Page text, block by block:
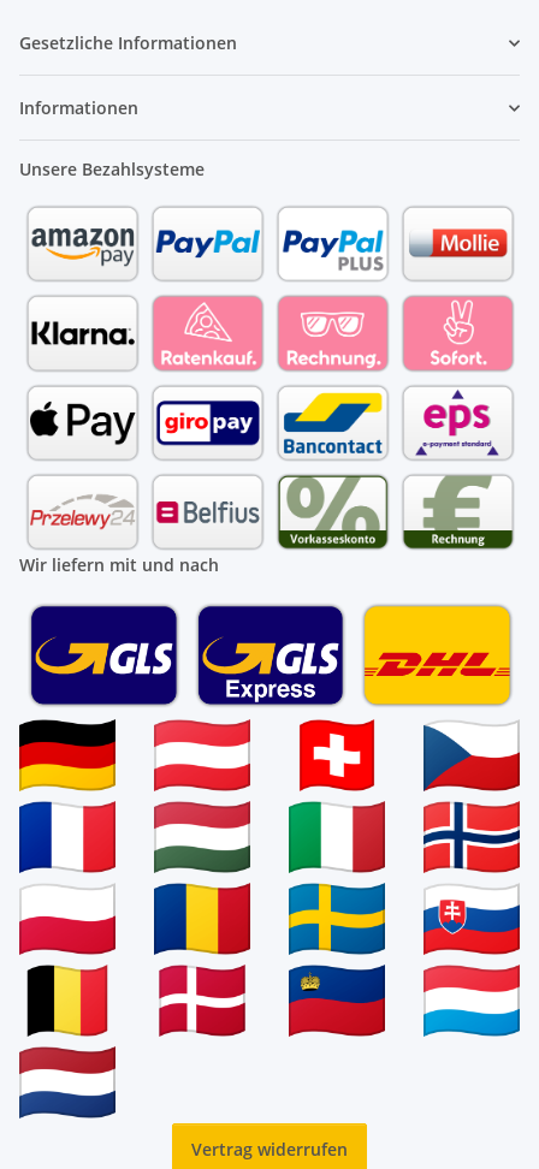
Gesetzliche Informationen
Informationen
Unsere Bezahlsysteme
Wir liefern mit und nach
Vertrag widerrufen